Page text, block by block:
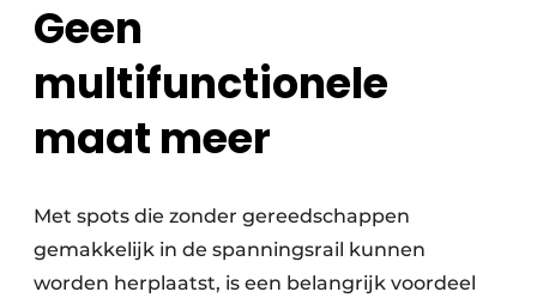
Geen
multifunctionele
maat meer
Met spots die zonder gereedschappen
gemakkelijk in de spanningsrail kunnen
worden herplaatst, is een belangrijk voordeel